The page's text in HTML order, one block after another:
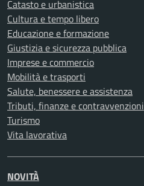
Catasto e urbanistica
Cultura e tempo libero
Educazione e formazione
Giustizia e sicurezza pubblica
Imprese e commercio
Mobilità e trasporti
Salute, benessere e assistenza
Tributi, finanze e contravvenzioni
Turismo
Vita lavorativa
NOVITÀ